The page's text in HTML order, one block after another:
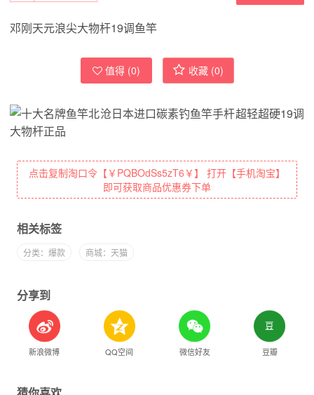
邓刚天元浪尖大物杆19调鱼竿
值得 (0) 收藏 (0)
点击复制淘口令【￥PQBOdSs5zT6￥】 打开【手机淘宝】
即可获取商品优惠券下单
相关标签
分类：爆款 商城：天猫
分享到
新浪微博 QQ空间 微信好友 豆瓣